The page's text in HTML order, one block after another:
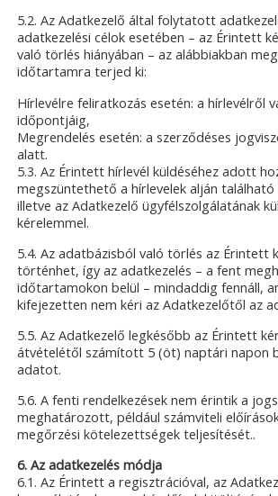
5.2. Az Adatkezelő által folytatott
adatkezelési célok esetében – az Érintett
való törlés hiányában – az alábbiakban
időtartamra terjed ki:
Hírlevélre feliratkozás esetén: a hírlevélről
időpontjáig,
Megrendelés esetén: a szerződéses
alatt.
5.3. Az Érintett hírlevél küldéséhez adott
megszüntethető a hírlevelek alján található
illetve az Adatkezelő ügyfélszolgálatának
kérelemmel.
5.4. Az adatbázisból való törlés az Érintett
történhet, így az adatkezelés – a fent
időtartamokon belül – mindaddig fennáll,
kifejezetten nem kéri az Adatkezelőtől az
5.5. Az Adatkezelő legkésőbb az Érintett
átvételétől számított 5 (öt) naptári napon
adatot.
5.6. A fenti rendelkezések nem érintik a
meghatározott, például számviteli
megőrzési kötelezettségek teljesítését..
6. Az adatkezelés módja
6.1. Az Érintett a regisztrációval, az